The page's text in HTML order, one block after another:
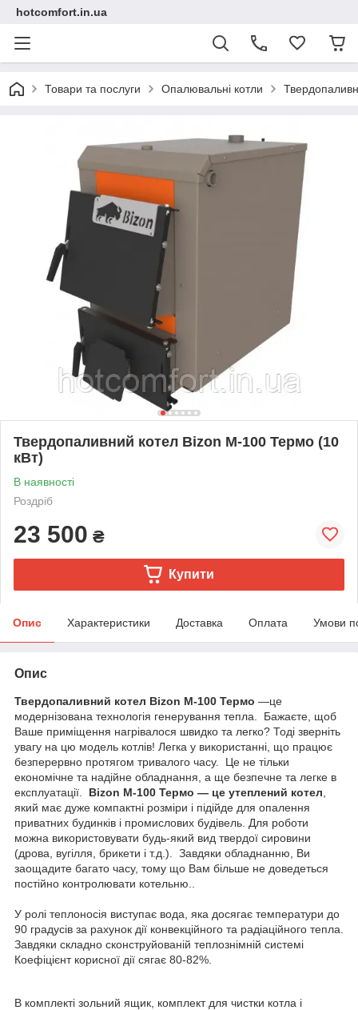
hotcomfort.in.ua
Товари та послуги Опалювальні котли
Твердопаливний котел Bizon М-100 Термо (10
кВт)
В наявності
Роздріб
23 500 ₴
Купити
Опис Характеристики Доставка Оплата Умови
Опис
Твердопаливний котел Bizon М-100 Термо —це
модернізована технологія генерування тепла. Бажаєте, щоб
Ваше приміщення нагрівалося швидко та легко? Тоді зверніть
увагу на цю модель котлів! Легка у використанні, що працює
безперервно протягом тривалого часу. Це не тільки
економічне та надійне обладнання, а ще безпечне та легке в
експлуатації. Bizon М-100 Термо — це утеплений котел
який має дуже компактні розміри і підійде для опалення
приватних будинків і промислових будівель. Для роботи
можна використовувати будь-який вид твердої сировини
(дрова, вугілля, брикети і т.д.). Завдяки обладнанню, Ви
заощадите багато часу, тому що Вам більше не доведеться
постійно контролювати котельню..
У ролі теплоносія виступає вода, яка досягає температури до
90 градусів за рахунок дії конвекційного та радіаційного тепла.
Завдяки складно сконструйованій теплознімній системі
Коефіцієнт корисної дії сягає 80-82%.
В комплекті зольний ящик, комплект для чистки котла і